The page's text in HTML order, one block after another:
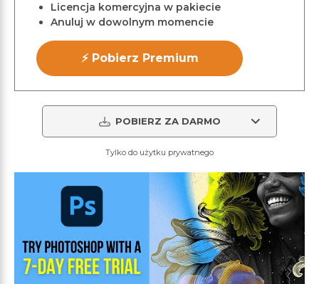
Licencja komercyjna w pakiecie
Anuluj w dowolnym momencie
⚡ Pobierz Premium
POBIERZ ZA DARMO
Tylko do użytku prywatnego